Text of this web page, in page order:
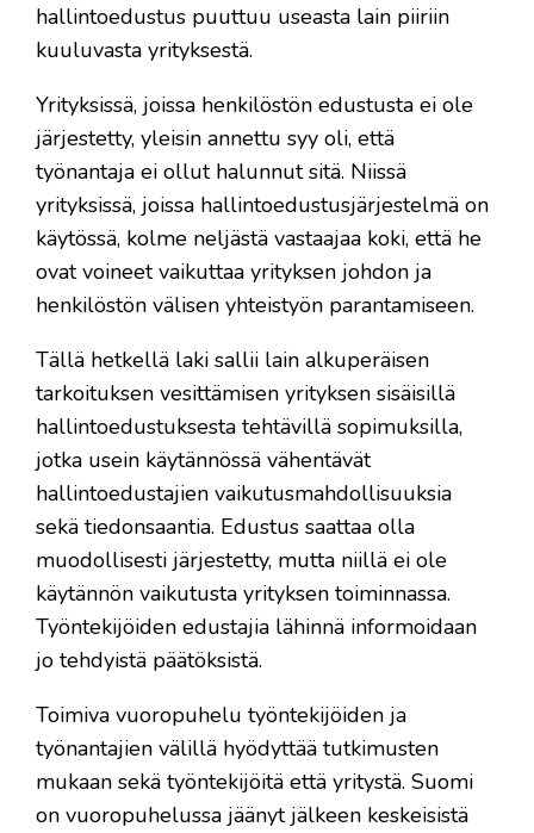
hallintoedustus puuttuu useasta lain piiriin
kuuluvasta yrityksestä.
Yrityksissä, joissa henkilöstön edustusta ei ole
järjestetty, yleisin annettu syy oli, että
työnantaja ei ollut halunnut sitä. Niissä
yrityksissä, joissa hallintoedustusjärjestelmä on
käytössä, kolme neljästä vastaajaa koki, että he
ovat voineet vaikuttaa yrityksen johdon ja
henkilöstön välisen yhteistyön parantamiseen.
Tällä hetkellä laki sallii lain alkuperäisen
tarkoituksen vesittämisen yrityksen sisäisillä
hallintoedustuksesta tehtävillä sopimuksilla,
jotka usein käytännössä vähentävät
hallintoedustajien vaikutusmahdollisuuksia
sekä tiedonsaantia. Edustus saattaa olla
muodollisesti järjestetty, mutta niillä ei ole
käytännön vaikutusta yrityksen toiminnassa.
Työntekijöiden edustajia lähinnä informoidaan
jo tehdyistä päätöksistä.
Toimiva vuoropuhelu työntekijöiden ja
työnantajien välillä hyödyttää tutkimusten
mukaan sekä työntekijöitä että yritystä. Suomi
on vuoropuhelussa jäänyt jälkeen keskeisistä